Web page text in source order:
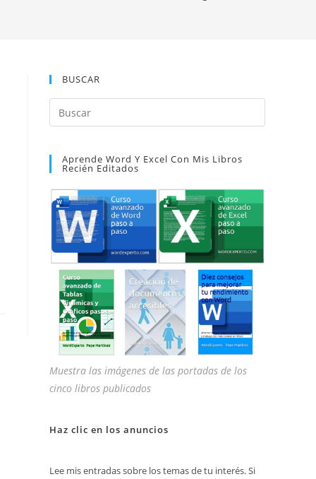
BUSCAR
Escape
Aprende Word Y Excel Con Mis Libros
Recién Editados
Muestra las imágenes de las portadas de los
cinco libros publicados
Haz clic en los anuncios
Lee mis entradas sobre los temas de tu interés. Si